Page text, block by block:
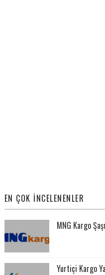
EN ÇOK İNCELENENLER
MNG Kargo
Yurtiçi Kargo